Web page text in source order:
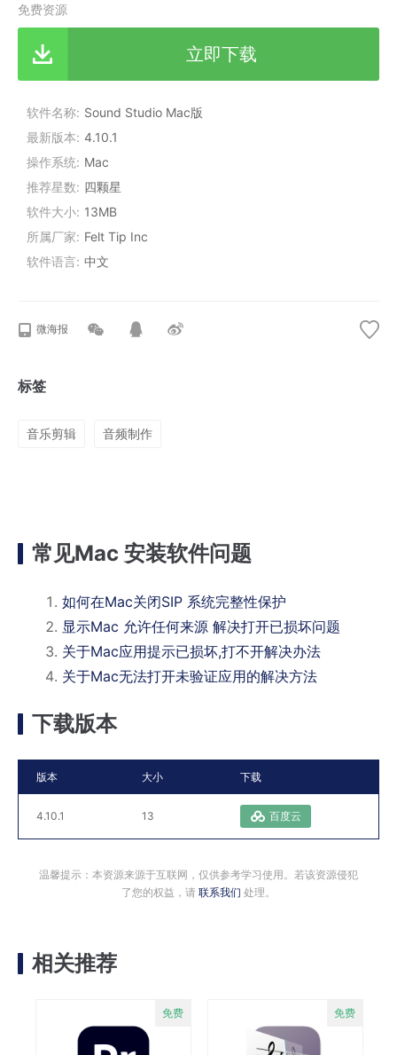
免费资源
立即下载
软件名称 Sound Studio Mac版
最新版本 4.10.1
操作系统 Mac
推荐星数
四颗星
软件大小 13MB
所属厂家
Felt Tip Inc
软件语言 中文
微海报
标签
音乐剪辑 音频制作
常见Mac 安装软件问题
如何在Mac关闭SIP 系统完整性保护
显示Mac 允许任何来源 解决打开已损坏问题
关于Mac应用提示已损坏,打不开解决办法
关于Mac无法打开未验证应用的解决方法
下载版本
版本 大小 下载
4.10.1 13 百度云
温馨提示：本资源来源于互联网，仅供参考学习使用。若该资源侵犯
了您的权益，请 联系我们 处理。
相关推荐